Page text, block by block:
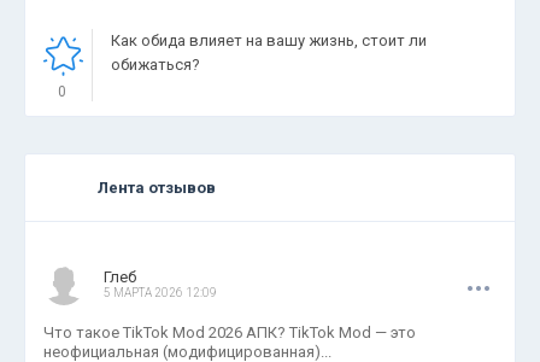
0
Как обида влияет на вашу жизнь, стоит ли
обижаться?
Лента отзывов
Глеб
5 МАРТА 2026 12:09 ...
Что такое TikTok Mod 2026 АПК? TikTok Mod — это
неофициальная (модифицированная)...